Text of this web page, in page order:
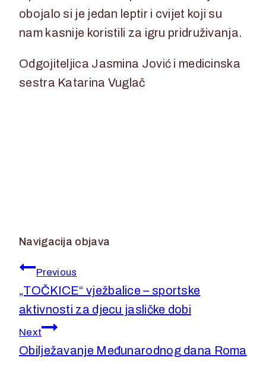
obojalo si je jedan leptir i cvijet koji su
nam kasnije koristili za igru pridruživanja.
Odgojiteljica Jasmina Jović i medicinska
sestra Katarina Vuglač
Navigacija objava
Previous
„TOČKICE“ vježbalice – sportske
aktivnosti za djecu jasličke dobi
Next
Obilježavanje Međunarodnog dana Roma